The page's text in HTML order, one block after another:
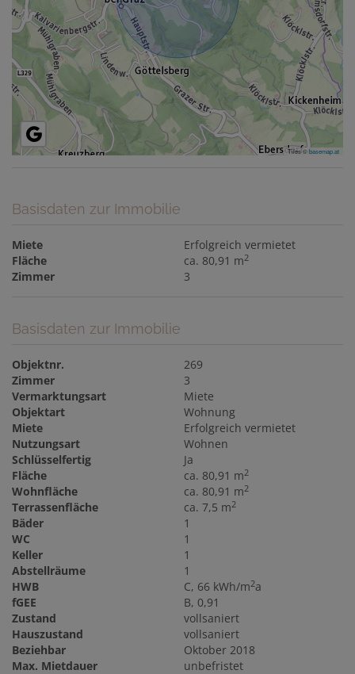
Tiles ©basemap.at
Basisdaten zur Immobilie
Miete
Erfolgreich vermietet
Fläche
ca. 80,91 m2
Zimmer 3
Basisdaten zur Immobilie
Objektnr.
269
Zimmer
3
Vermarktungsart
Miete
Objektart
Wohnung
Miete
Erfolgreich vermietet
Nutzungsart
Wohnen
Schlüsselfertig
Ja
Fläche
ca. 80,91 m2
Wohnfläche ca. 80,91 m2
Terrassenfläche ca. 7,5 m2
Bäder
1
WC
1
Keller
1
Abstellräume
1
HWB
C, 66 kWh/m2a
fGEE
B, 0,91
Zustand
vollsaniert
Hauszustand
vollsaniert
Beziehbar
Oktober 2018
Max. Mietdauer
unbefristet